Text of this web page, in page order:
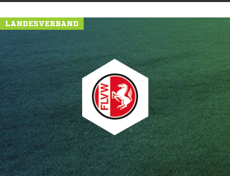
LANDESVERBAND